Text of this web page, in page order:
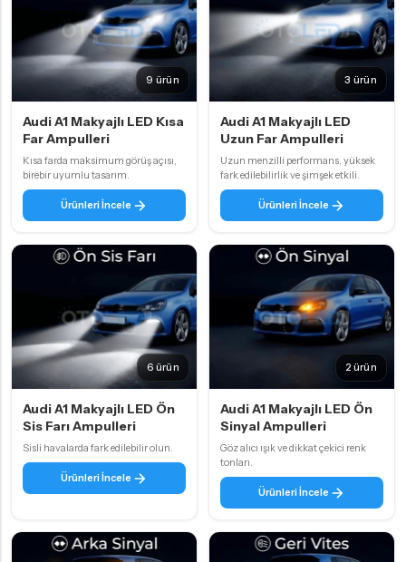
9 ürün
Audi A1 Makyajlı LED Kısa
Far Ampulleri
Kısa farda maksimum görüş açısı,
birebir uyumlu tasarım.
Ürünleri İncele
3 ürün
Audi A1 Makyajlı LED
Uzun Far Ampulleri
Uzun menzilli performans, yüksek
fark edilebilirlik ve şimşek etkili.
Ürünleri İncele
6 ürün
Audi A1 Makyajlı LED Ön
Sis Farı Ampulleri
Sisli havalarda fark edilebilir olun.
Ürünleri İncele
2 ürün
Audi A1 Makyajlı LED Ön
Sinyal Ampulleri
Göz alıcı ışık ve dikkat çekici renk
tonları.
Ürünleri İncele